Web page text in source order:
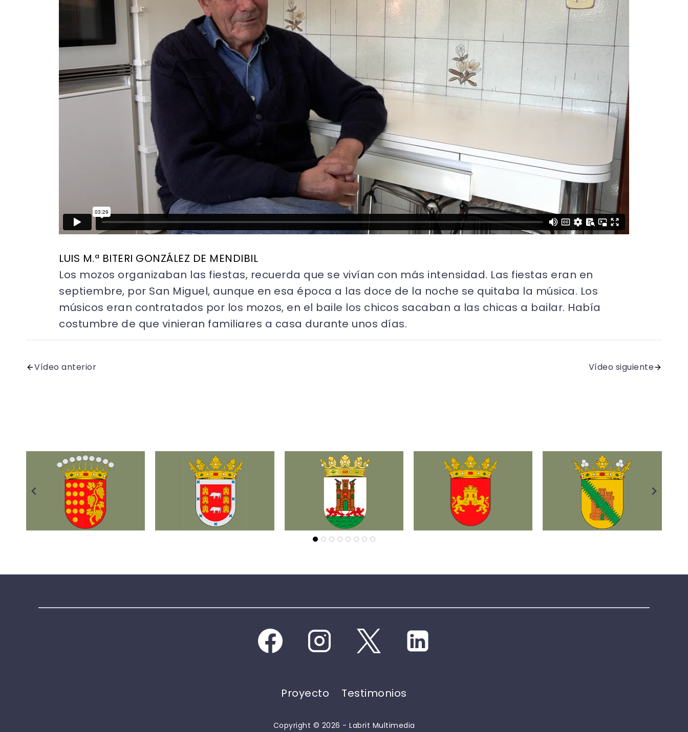
LUIS M.ª BITERI GONZÁLEZ DE MENDIBIL
Los mozos organizaban las fiestas, recuerda que se vivían con más intensidad. Las fiestas eran en
septiembre, por San Miguel, aunque en esa época a las doce de la noche se quitaba la música. Los
músicos eran contratados por los mozos, en el baile los chicos sacaban a las chicas a bailar. Había
costumbre de que vinieran familiares a casa durante unos días.
Vídeo anterior Vídeo siguiente
Proyecto Testimonios
Copyright © 2026 - Labrit Multimedia